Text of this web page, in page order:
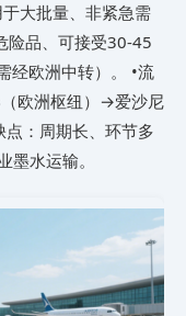
大批量、非紧急需
险品、可接受30-45
经欧洲中转）。 •​流
欧洲枢纽）→爱沙尼
：周期长、环节多
墨水运输。